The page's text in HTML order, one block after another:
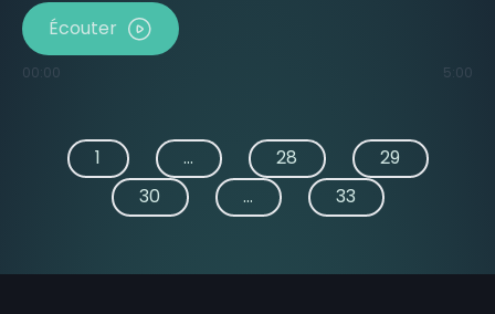
Écouter
00:00 5:00
1 ... 28
29
30
... 33